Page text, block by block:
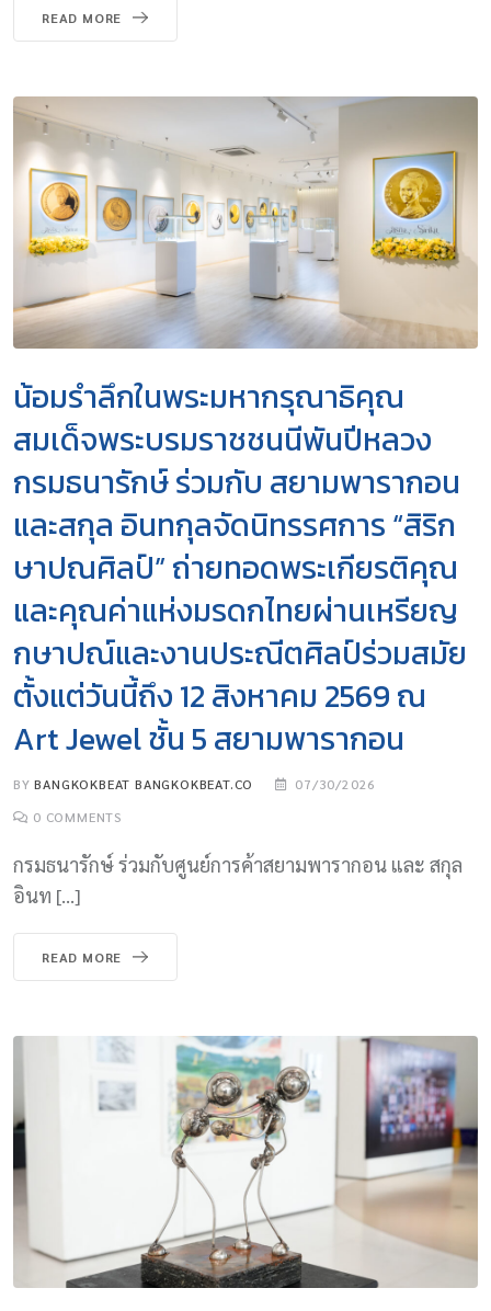
READ MORE
น้อมรำลึกในพระมหากรุณาธิคุณ
สมเด็จพระบรมราชชนนีพันปีหลวง
กรมธนารักษ์ ร่วมกับ สยามพารากอน
และสกุล อินทกุลจัดนิทรรศการ “สิริก
ษาปณศิลป์” ถ่ายทอดพระเกียรติคุณ
และคุณค่าแห่งมรดกไทยผ่านเหรียญ
กษาปณ์และงานประณีตศิลป์ร่วมสมัย
ตั้งแต่วันนี้ถึง 12 สิงหาคม 2569 ณ
Art Jewel ชั้น 5 สยามพารากอน
BYBANGKOKBEAT BANGKOKBEAT.CO
07/30/2026
0 COMMENTS
กรมธนารักษ์ ร่วมกับศูนย์การค้าสยามพารากอน และ สกุล
อินท […]
READ MORE